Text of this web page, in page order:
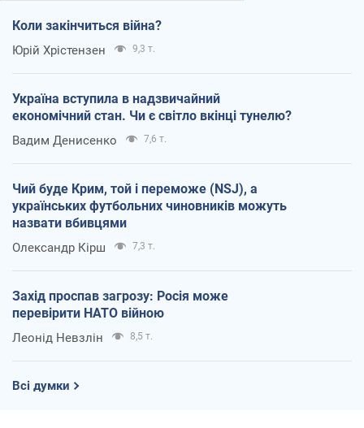
Коли закінчиться війна?
Юрій Хрістензен 9,3 т.
Україна вступила в надзвичайний
економічний стан. Чи є світло вкінці тунелю?
Вадим Денисенко 7,6 т.
Чий буде Крим, той і переможе (NSJ), а
українських футбольних чиновників можуть
назвати вбивцями
Олександр Кірш 7,3 т.
Захід проспав загрозу: Росія може
перевірити НАТО війною
Леонід Невзлін 8,5 т.
Всі думки